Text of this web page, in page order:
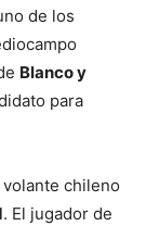
de los
Blanco y
para
chileno
. El jugador de